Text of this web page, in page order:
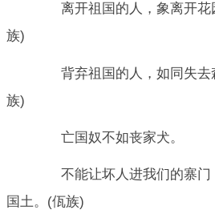
离开祖国的人，象离开花
族)
背弃祖国的人，如同失去
族)
亡国奴不如丧家犬。
不能让坏人进我们的寨门
国土。(佤族)